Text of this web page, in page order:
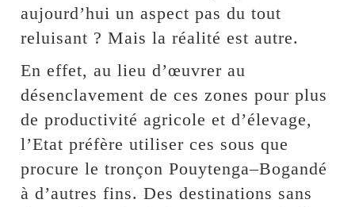
aujourd’hui un aspect pas du tout
reluisant ? Mais la réalité est autre.
En effet, au lieu d’œuvrer au
désenclavement de ces zones pour plus
de productivité agricole et d’élevage,
l’Etat préfère utiliser ces sous que
procure le tronçon Pouytenga–Bogandé
à d’autres fins. Des destinations sans